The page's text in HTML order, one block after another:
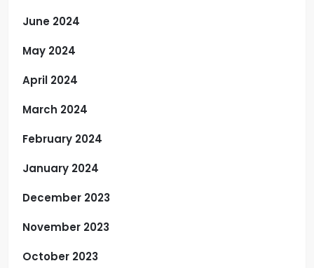
June 2024
May 2024
April 2024
March 2024
February 2024
January 2024
December 2023
November 2023
October 2023